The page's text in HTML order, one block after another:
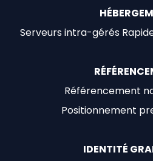
Serveurs intra-gérés
Référencement
Positionnement
IDENTITÉ